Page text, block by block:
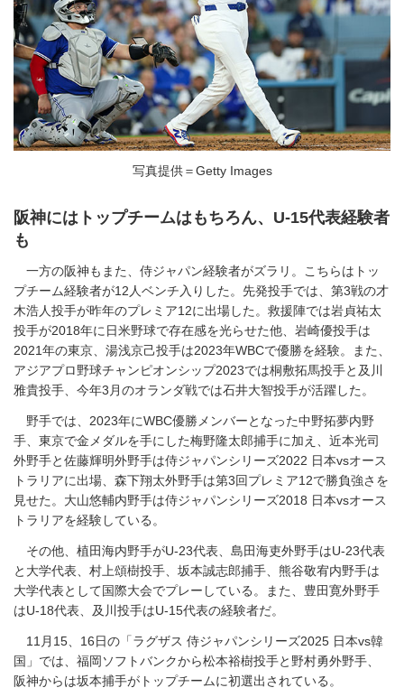
写真提供＝Getty Images
阪神にはトップチームはもちろん、U-15代表経験者
も
一方の阪神もまた、侍ジャパン経験者がズラリ。こちらはトッ
プチーム経験者が12人ベンチ入りした。先発投手では、第3戦の才
木浩人投手が昨年のプレミア12に出場した。救援陣では岩貞祐太
投手が2018年に日米野球で存在感を光らせた他、岩崎優投手は
2021年の東京、湯浅京己投手は2023年WBCで優勝を経験。また、
アジアプロ野球チャンピオンシップ2023では桐敷拓馬投手と及川
雅貴投手、今年3月のオランダ戦では石井大智投手が活躍した。
野手では、2023年にWBC優勝メンバーとなった中野拓夢内野
手、東京で金メダルを手にした梅野隆太郎捕手に加え、近本光司
外野手と佐藤輝明外野手は侍ジャパンシリーズ2022 日本vsオース
トラリアに出場、森下翔太外野手は第3回プレミア12で勝負強さを
見せた。大山悠輔内野手は侍ジャパンシリーズ2018 日本vsオース
トラリアを経験している。
その他、植田海内野手がU-23代表、島田海吏外野手はU-23代表
と大学代表、村上頌樹投手、坂本誠志郎捕手、熊谷敬宥内野手は
大学代表として国際大会でプレーしている。また、豊田寛外野手
はU-18代表、及川投手はU-15代表の経験者だ。
11月15、16日の「ラグザス 侍ジャパンシリーズ2025 日本vs韓
国」では、福岡ソフトバンクから松本裕樹投手と野村勇外野手、
阪神からは坂本捕手がトップチームに初選出されている。